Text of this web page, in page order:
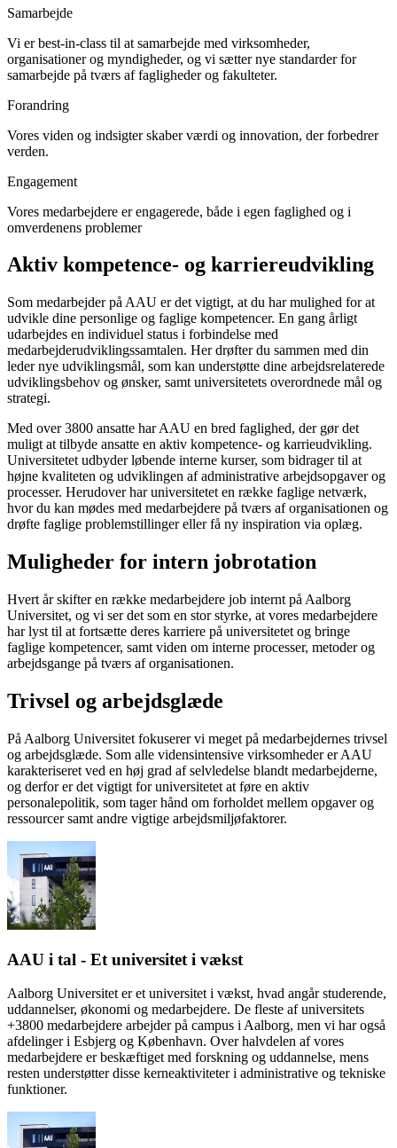
Samarbejde
Vi er best-in-class til at samarbejde med virksomheder,
organisationer og myndigheder, og vi sætter nye standarder for
samarbejde på tværs af fagligheder og fakulteter.
Forandring
Vores viden og indsigter skaber værdi og innovation, der forbedrer
verden.
Engagement
Vores medarbejdere er engagerede, både i egen faglighed og i
omverdenens problemer
Aktiv kompetence- og karriereudvikling
Som medarbejder på AAU er det vigtigt, at du har mulighed for at
udvikle dine personlige og faglige kompetencer. En gang årligt
udarbejdes en individuel status i forbindelse med
medarbejderudviklingssamtalen. Her drøfter du sammen med din
leder nye udviklingsmål, som kan understøtte dine arbejdsrelaterede
udviklingsbehov og ønsker, samt universitetets overordnede mål og
strategi.
Med over 3800 ansatte har AAU en bred faglighed, der gør det
muligt at tilbyde ansatte en aktiv kompetence- og karrieudvikling.
Universitetet udbyder løbende interne kurser, som bidrager til at
højne kvaliteten og udviklingen af administrative arbejdsopgaver og
processer. Herudover har universitetet en række faglige netværk,
hvor du kan mødes med medarbejdere på tværs af organisationen og
drøfte faglige problemstillinger eller få ny inspiration via oplæg.
Muligheder for intern jobrotation
Hvert år skifter en række medarbejdere job internt på Aalborg
Universitet, og vi ser det som en stor styrke, at vores medarbejdere
har lyst til at fortsætte deres karriere på universitetet og bringe
faglige kompetencer, samt viden om interne processer, metoder og
arbejdsgange på tværs af organisationen.
Trivsel og arbejdsglæde
På Aalborg Universitet fokuserer vi meget på medarbejdernes trivsel
og arbejdsglæde. Som alle vidensintensive virksomheder er AAU
karakteriseret ved en høj grad af selvledelse blandt medarbejderne,
og derfor er det vigtigt for universitetet at føre en aktiv
personalepolitik, som tager hånd om forholdet mellem opgaver og
ressourcer samt andre vigtige arbejdsmiljøfaktorer.
AAU i tal - Et universitet i vækst
Aalborg Universitet er et universitet i vækst, hvad angår studerende,
uddannelser, økonomi og medarbejdere. De fleste af universitets
+3800 medarbejdere arbejder på campus i Aalborg, men vi har også
afdelinger i Esbjerg og København. Over halvdelen af vores
medarbejdere er beskæftiget med forskning og uddannelse, mens
resten understøtter disse kerneaktiviteter i administrative og tekniske
funktioner.